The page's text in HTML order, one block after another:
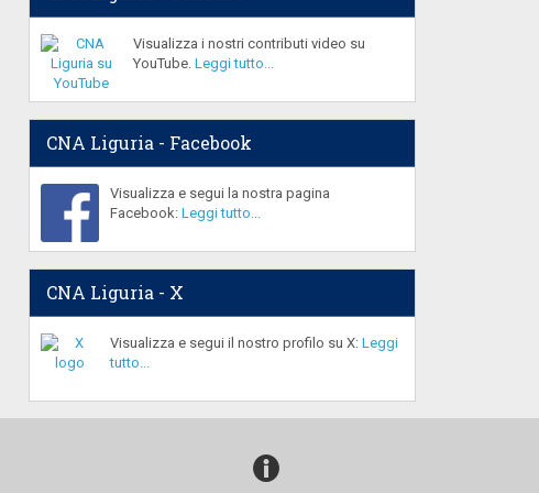
Visualizza i nostri contributi video su
YouTube.Leggi tutto...
CNA Liguria - Facebook
Visualizza e segui la nostra pagina
Facebook:Leggi tutto...
CNA Liguria - X
Visualizza e segui il nostro profilo su X:Leggi
tutto...